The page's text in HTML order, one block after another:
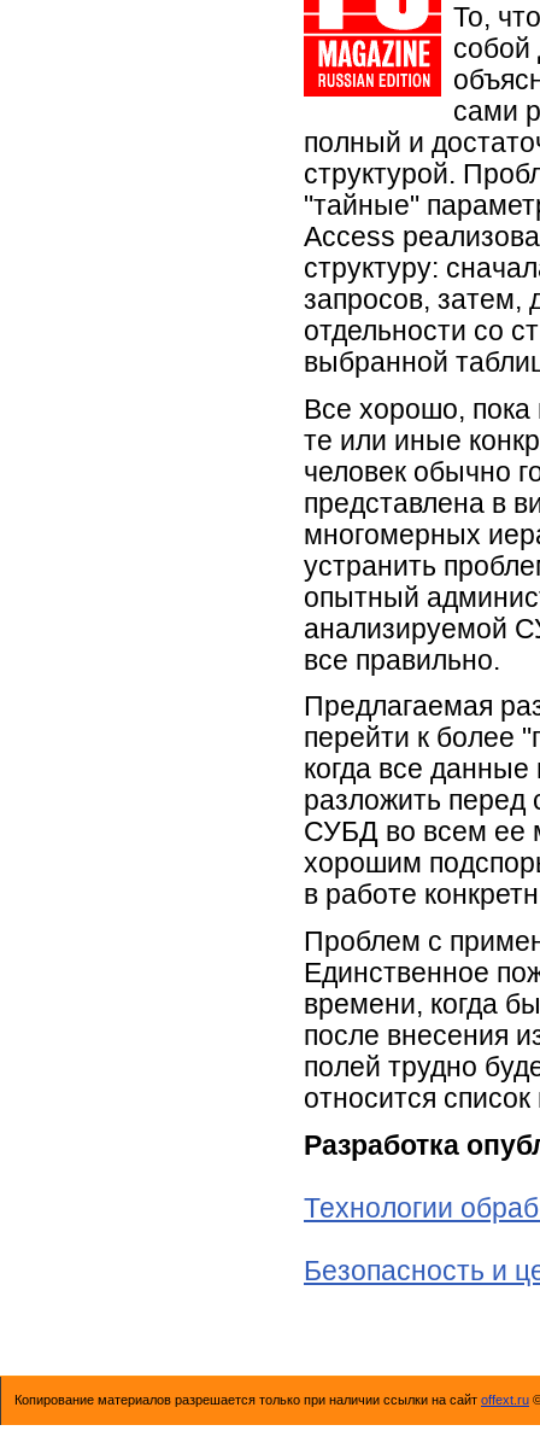
То,
собой
сами
полный и
структурой.
"тайные"
Access
структуру:
запросов, затем,
отдельности со
выбранной
Все хорошо, пока
те или иные
человек обычно
представлена в
многомерных
устранить
опытный
анализируемой
все правильно.
Предлагаемая
перейти к более
когда все
разложить перед
СУБД во всем ее
хорошим
в работе
Проблем с
Единственное
времени, когда
после внесения
полей трудно
относится
Разработка
Технологии
Безопасность и
Копирование материалов разрешается только при наличии ссылки на сайт offext.ru